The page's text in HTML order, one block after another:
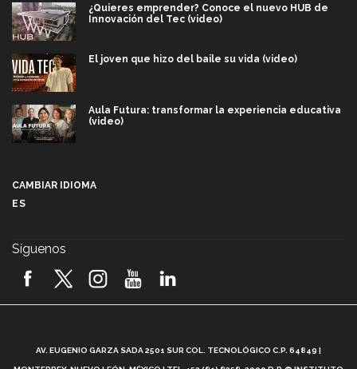
¿Quieres emprender? Conoce el nuevo HUB de
Innovación del Tec (video)
El joven que hizo del baile su vida (video)
Aula Futura: transformar la experiencia educativa
(video)
2026! (video)
¿Cómo es el Modelo Educativo Tec? (video)
CAMBIAR IDIOMA
ES
Síguenos
AV. EUGENIO GARZA SADA 2501 SUR COL. TECNOLÓGICO C.P. 64849 |